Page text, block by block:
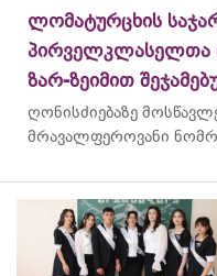
ლომატურცხის
პირველკლასელთა
ზარ-ზეიმით
ღონისძიებაზე
მრავალფეროვანი